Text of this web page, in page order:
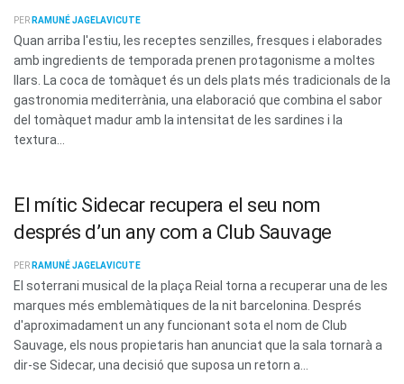
PER RAMUNÉ JAGELAVICUTE
Quan arriba l'estiu, les receptes senzilles, fresques i elaborades
amb ingredients de temporada prenen protagonisme a moltes
llars. La coca de tomàquet és un dels plats més tradicionals de la
gastronomia mediterrània, una elaboració que combina el sabor
del tomàquet madur amb la intensitat de les sardines i la
textura...
El mític Sidecar recupera el seu nom
després d’un any com a Club Sauvage
PER RAMUNÉ JAGELAVICUTE
El soterrani musical de la plaça Reial torna a recuperar una de les
marques més emblemàtiques de la nit barcelonina. Després
d'aproximadament un any funcionant sota el nom de Club
Sauvage, els nous propietaris han anunciat que la sala tornarà a
dir-se Sidecar, una decisió que suposa un retorn a...